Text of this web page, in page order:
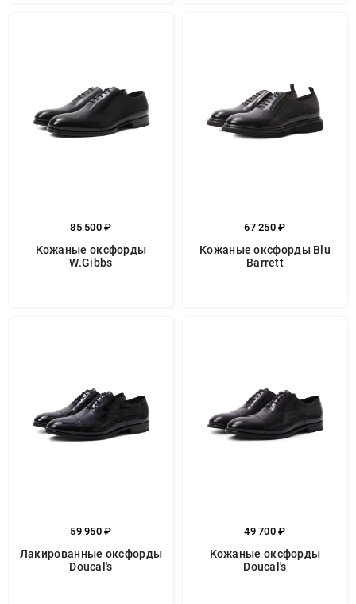
85 500 ₽
Кожаные оксфорды
W.Gibbs
67 250 ₽
Кожаные оксфорды Blu
Barrett
59 950 ₽
Лакированные оксфорды
Doucal's
49 700 ₽
Кожаные оксфорды
Doucal's